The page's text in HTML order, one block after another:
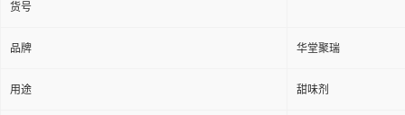
货号
品牌 华堂聚瑞
用途 甜味剂